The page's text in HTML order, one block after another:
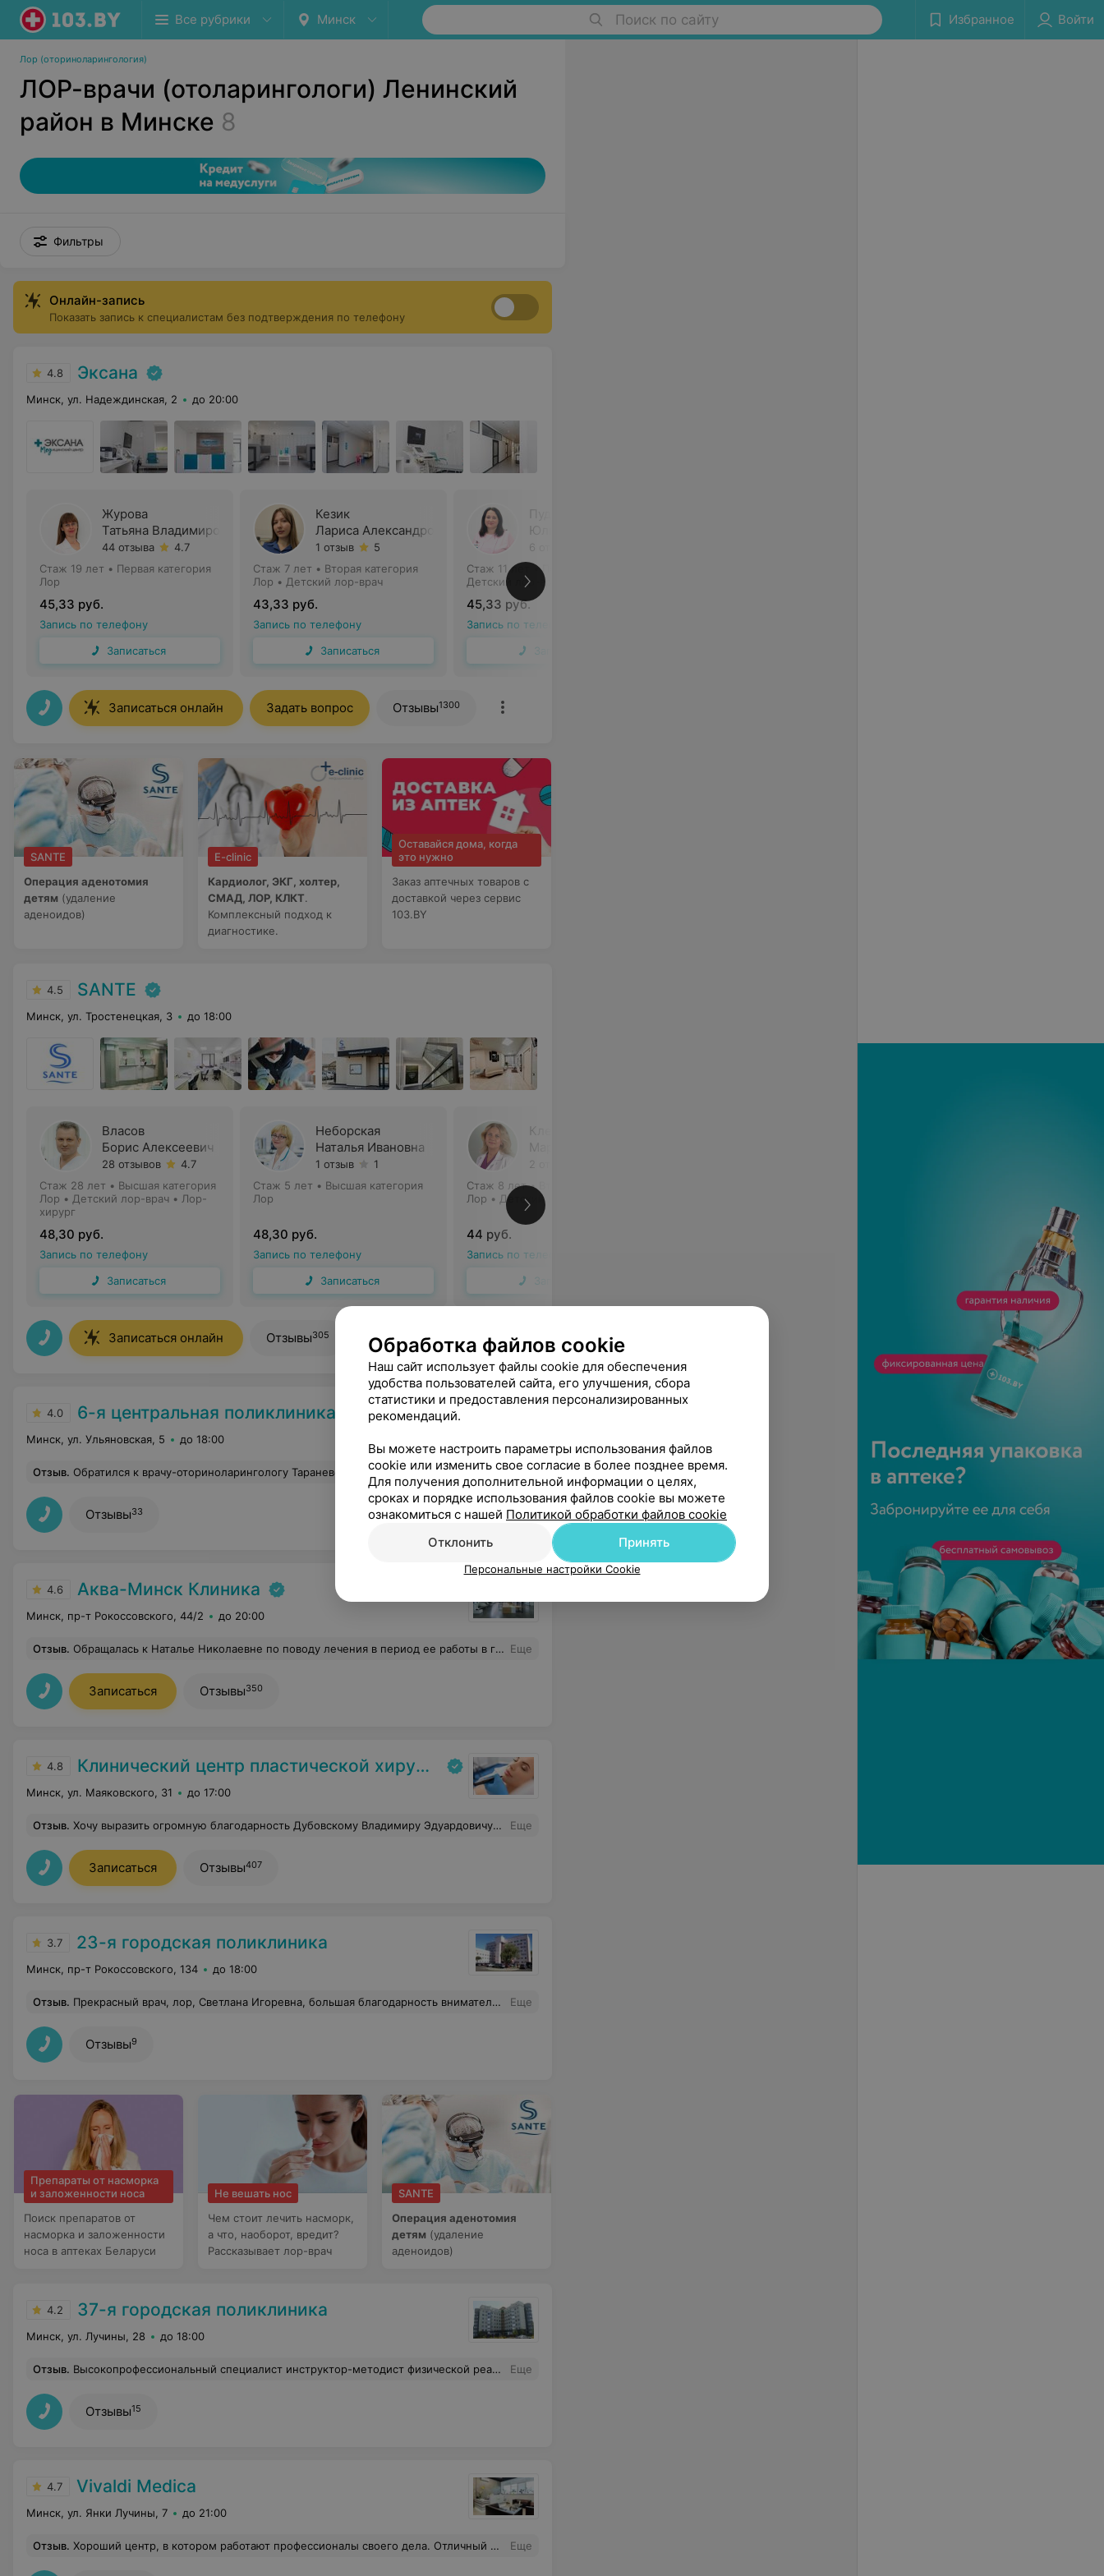
Все рубрики Минск Поиск по сайту Избранное Войти
Лор (оториноларингология)
ЛОР-врачи (отоларингологи) Ленинский
район в Минске 8
Фильтры
Онлайн-запись
Показать запись к специалистам без подтверждения по телефону
4.8 Эксана
Минск, ул. Надеждинская, 2 до 20:00
Журова
Татьяна Владимировна
44 отзыва
4.7
Стаж 19 лет • Первая категория
Лор
45,33 руб.
Запись по телефону
Записаться
Кезик
Лариса Александровна
1 отзыв
5
Стаж 7 лет • Вторая категория
Лор • Детский лор-врач
43,33 руб.
Запись по телефону
Записаться
Пуденкова
Юлия Владимировна
6 отзывов
Стаж 11 лет
•Первая категория
Детский лор-врач • Лор
45,33 руб.
Запись по телефону
Записаться
Записаться онлайн Задать вопрос Отзывы1300
SANTE
Операция аденотомия
детям (удаление
аденоидов)
E-clinic
Кардиолог, ЭКГ, холтер,
СМАД, ЛОР, КЛКТ.
Комплексный подход к
диагностике.
Оставайся дома, когда
это нужно
Заказ аптечных товаров с
доставкой через сервис
103.BY
4.5 SANTE
Минск, ул. Тростенецкая, 3 до 18:00
Власов
Борис Алексеевич
28 отзывов
4.7
Стаж 28 лет • Высшая категория
Лор • Детский лор-врач • Лор-
хирург
48,30 руб.
Запись по телефону
Записаться
Неборская
Наталья Ивановна
1 отзыв
1
Стаж 5 лет • Высшая категория
Лор
48,30 руб.
Запись по телефону
Записаться
Клепец
Мария Викторовна
2 отзыва
Стаж 8 лет•
Лор • Детский лор-врач
44 руб.
Запись по телефону
Записаться
Записаться онлайн Отзывы305 Все цены
4.0 6-я центральная поликлиника
Минск, ул. Ульяновская, 5 до 18:00
Отзыв. Обратился к врачу-оториноларингологу Тараневской Ксении Руслановне с серьезной проблемой, которая давно меня беспокоила. Честно признаюсь, от молодого специалиста не ожидал такого уровня профессионализма – но Ксения Руслановна приятно удивила! Врач выслушала все мои жалобы с максимальным вниманием и тактичностью, без спешки и формального подхода. Провела тщательный осмотр, детально разъяснила суть проблемы и назначила грамотное лечение. Несмотря на небольшой стаж работы, чувствуется глубокое знание своего дела и искреннее желание помочь пациенту. Особенно ценю умение Тараневской создать доверительную атмосферу на приеме и индивидуальный подход к проблеме. Такое сочетание компетентности, внимательности и человеческого отношения встречается редко. Однозначно рекомендую Ксению Руслановну как перспективного и внимательного ЛОР-специалиста! Еще
Отзывы33
4.6 Аква-Минск Клиника
Минск, пр-т Рокоссовского, 44/2 до 20:00
Отзыв. Обращалась к Наталье Николаевне по поводу лечения в период ее работы в городской поликлинике г. Минска. Профессионал, тактична, внимательна к пациенту. Целиком ей доверяла. Клиника Аква-Минск несомненно приобрела хорошего специалиста. Еще
Записаться Отзывы350
4.8 Клинический центр пластической хирургии и медицинской косметологии
Минск, ул. Маяковского, 31 до 17:00
Отзыв. Хочу выразить огромную благодарность Дубовскому Владимиру Эдуардовичу за профессиональное и внимательное отношение к своему делу, ответственность и мастерство. Наконец решилась на верхнюю блефаропластику у пластического хирурга, очень рада, что попала именно в его руки, результат превзошёл все ожидания. Всем рекомендую! А когда-то давно он оперировал мне вены на ногах, и результат тоже был безупречным! Еще
Записаться Отзывы407
3.7 23-я городская поликлиника
Минск, пр-т Рокоссовского, 134 до 18:00
Отзыв. Прекрасный врач, лор, Светлана Игоревна, большая благодарность внимательному врачу, большой профессионал. И огромное спасибо медсестре, работающей с лором, к сожалению, имя не знаю. Еще
Отзывы9
Препараты от насморка
и заложенности носа
Поиск препаратов от
насморка и заложенности
носа в аптеках Беларуси
Не вешать нос
Чем стоит лечить насморк,
а что, наоборот, вредит?
Рассказывает лор-врач
SANTE
Операция аденотомия
детям (удаление
аденоидов)
4.2 37-я городская поликлиника
Минск, ул. Лучины, 28 до 18:00
Отзыв. Высокопрофессиональный специалист инструктор-методист физической реабилитации И.Г. с большим вниманием и терпением относится к пациентам, помогает им скорее пройти путь к выздоровлению, придаёт уверенность в скорейшем исцелении. С благодарностью Римма и мама. Еще
Отзывы15
4.7 Vivaldi Medica
Минск, ул. Янки Лучины, 7 до 21:00
Отзыв. Хороший центр, в котором работают профессионалы своего дела. Отличный сервис, вежливые девушки на ресепшене и отличное расположение! Еще
Обработка файлов cookie
Наш сайт использует файлы cookie для обеспечения
удобства пользователей сайта, его улучшения, сбора
статистики и предоставления персонализированных
рекомендаций.
Вы можете настроить параметры использования файлов
cookie или изменить свое согласие в более позднее время.
Для получения дополнительной информации о целях,
сроках и порядке использования файлов cookie вы можете
ознакомиться с нашей Политикой обработки файлов cookie
Отклонить
Принять
Персональные настройки Cookie